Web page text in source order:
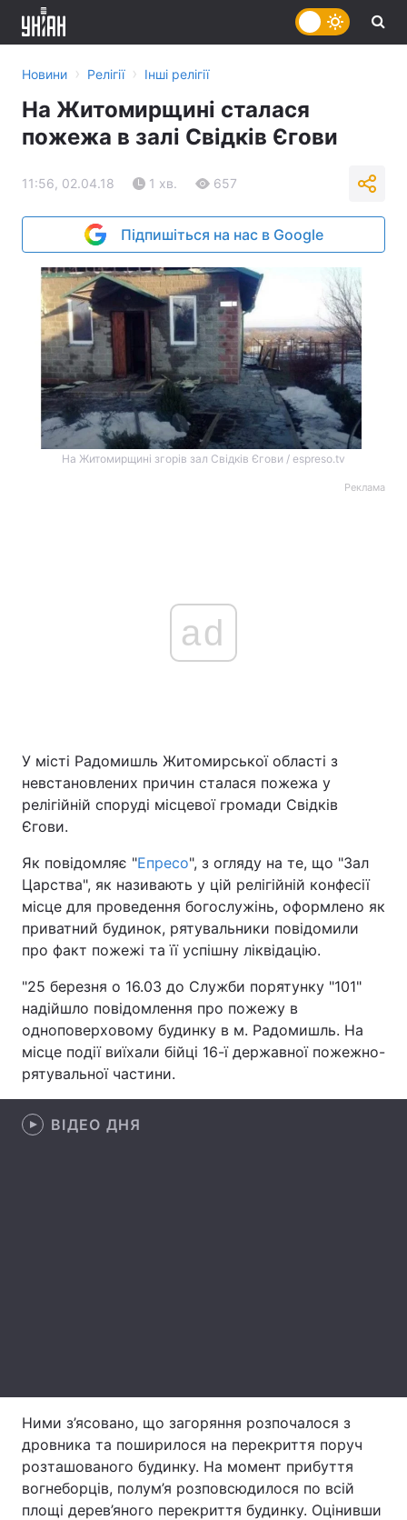
Головна Війна
Україна Політика
Спорт Наука
Техно і зв'язок Лайт
Здоров'я
Контакти
Послуги
Новини › Релігії › Інші релігії
На Житомирщині сталася
пожежа в залі Свідків Єгови
11:56, 02.04.18 1 хв. 657
Підпишіться на нас в Google
На Житомирщині згорів зал Свідків Єгови / espreso.tv
Реклама
ad
У місті Радомишль Житомирської області з
невстановлених причин сталася пожежа у
релігійній споруді місцевої громади Свідків
Єгови.
Як повідомляє "Епресо", з огляду на те, що "Зал
Царства", як називають у цій релігійній конфесії
місце для проведення богослужінь, оформлено як
приватний будинок, рятувальники повідомили
про факт пожежі та її успішну ліквідацію.
"25 березня о 16.03 до Служби порятунку "101"
надійшло повідомлення про пожежу в
одноповерховому будинку в м. Радомишль. На
місце події виїхали бійці 16-ї державної пожежно-
рятувальної частини.
ВІДЕО ДНЯ
Ними з’ясовано, що загоряння розпочалося з
дровника та поширилося на перекриття поруч
розташованого будинку. На момент прибуття
вогнеборців, полум’я розповсюдилося по всій
площі дерев’яного перекриття будинку. Оцінивши